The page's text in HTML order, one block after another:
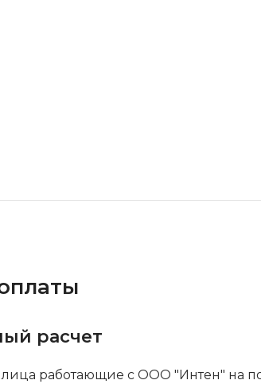
расчет
работающие с ООО "Интен" на